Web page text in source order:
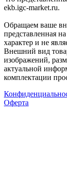
ekb.igc-market.ru.
Обращаем ваше
представленная
характер и не
Внешний вид
изображений,
актуальной
комплектации
Оферта